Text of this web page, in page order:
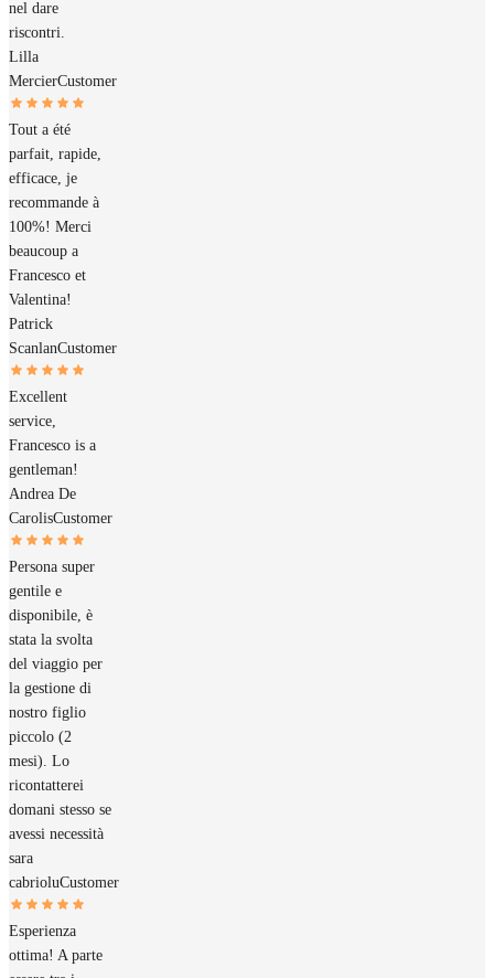
nel dare
riscontri.
Lilla
MercierCustomer
Tout a été
parfait, rapide,
efficace, je
recommande à
100%! Merci
beaucoup a
Francesco et
Valentina!
Patrick
ScanlanCustomer
Excellent
service,
Francesco is a
gentleman!
Andrea De
CarolisCustomer
Persona super
gentile e
disponibile, è
stata la svolta
del viaggio per
la gestione di
nostro figlio
piccolo (2
mesi). Lo
ricontatterei
domani stesso se
avessi necessità
sara
cabrioluCustomer
Esperienza
ottima! A parte